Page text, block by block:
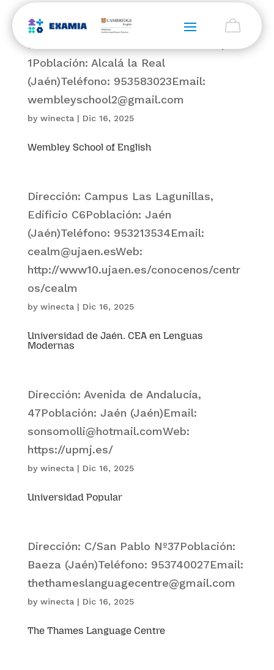
Wembley School of English
by winecta| Dic 16, 2025
Dirección: C/ Maestro Pascual Baca, nº
1Población: Alcalá la Real
(Jaén)Teléfono: 953583023Email:
wembleyschool2@gmail.com
Universidad de Jaén. CEA en Lenguas
Modernas
by winecta| Dic 16, 2025
Dirección: Campus Las Lagunillas,
Edificio C6Población: Jaén
(Jaén)Teléfono: 953213534Email:
cealm@ujaen.esWeb:
http://www10.ujaen.es/conocenos/centr
os/cealm
Universidad Popular
by winecta| Dic 16, 2025
Dirección: Avenida de Andalucía,
47Población: Jaén (Jaén)Email:
sonsomolli@hotmail.comWeb:
https://upmj.es/
The Thames Language Centre
by winecta| Dic 16, 2025
Dirección: C/San Pablo Nº37Población:
Baeza (Jaén)Teléfono: 953740027Email:
thethameslanguagecentre@gmail.com